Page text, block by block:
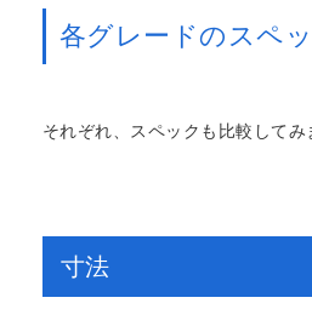
各グレードのスペ
それぞれ、スペックも比較してみ
寸法